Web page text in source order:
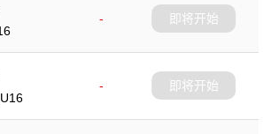
-
即将开始
-
即将开始